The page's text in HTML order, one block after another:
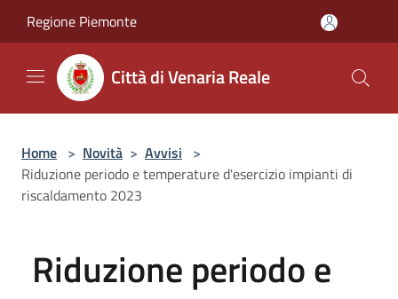
Regione Piemonte
Città di Venaria Reale
Home > Novità > Avvisi >
Riduzione periodo e temperature d'esercizio impianti di
riscaldamento 2023
Riduzione periodo e